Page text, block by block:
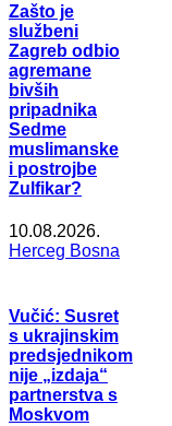
Zašto je
službeni
Zagreb odbio
agremane
bivših
pripadnika
Sedme
muslimanske
i postrojbe
Zulfikar?
10.08.2026.
Herceg Bosna
Vučić: Susret
s ukrajinskim
predsjednikom
nije „izdaja“
partnerstva s
Moskvom